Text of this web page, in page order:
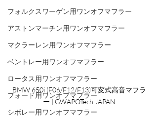
フォルクスワーゲン用ワンオフマフラー
アストンマーチン用ワンオフマフラー
マクラーレン用ワンオフマフラー
ベントレー用ワンオフマフラー
ロータス用ワンオフマフラー
フォード用ワンオフマフラー
シボレー用ワンオフマフラー
BMW 650i (F06/F12/F13)可変式高音マフラ
ー | GWAPOTech JAPAN